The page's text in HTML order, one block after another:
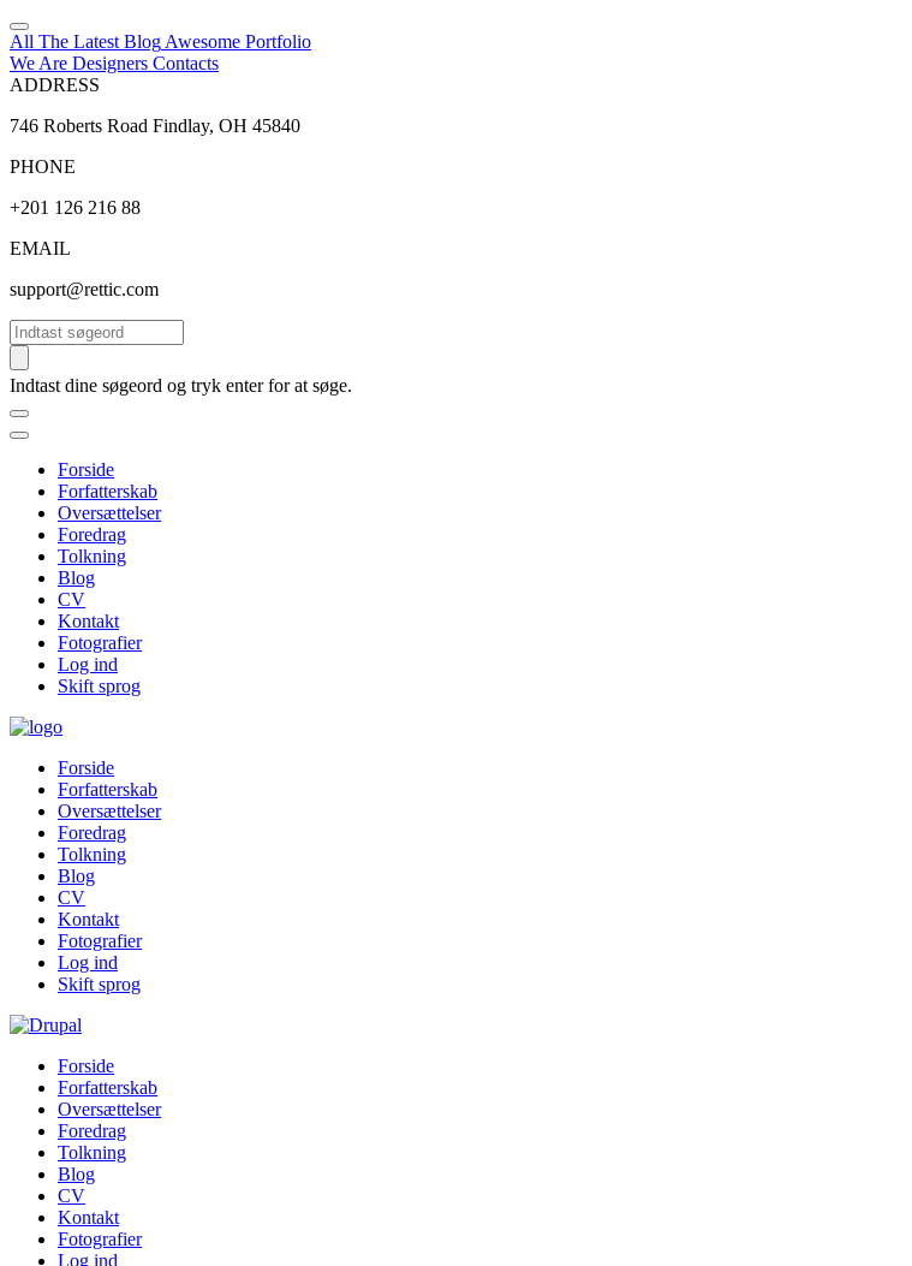
All The Latest Blog Awesome Portfolio
We Are Designers Contacts
ADDRESS
746 Roberts Road Findlay, OH 45840
PHONE
+201 126 216 88
EMAIL
support@rettic.com
Søg
Indtast dine søgeord og tryk enter for at søge.
Forside
Forfatterskab
Oversættelser
Foredrag
Tolkning
Blog
CV
Kontakt
Fotografier
Log ind
Skift sprog
Forside
Forfatterskab
Oversættelser
Foredrag
Tolkning
Blog
CV
Kontakt
Fotografier
Log ind
Skift sprog
Forside
Forfatterskab
Oversættelser
Foredrag
Tolkning
Blog
CV
Kontakt
Fotografier
Log ind